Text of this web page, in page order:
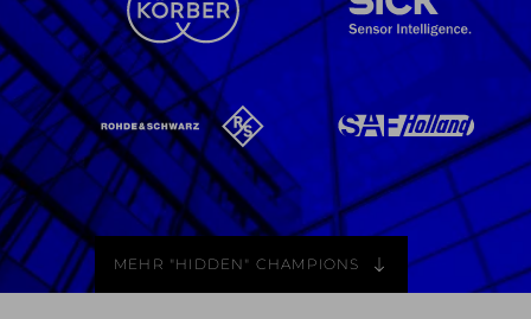
MEHR "HIDDEN" CHAMPIONS